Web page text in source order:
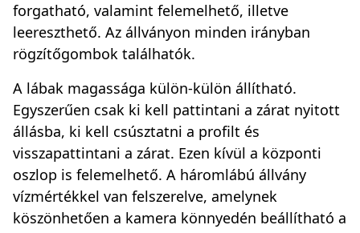
forgatható, valamint felemelhető, illetve
leereszthető. Az állványon minden irányban
rögzítőgombok találhatók.
A lábak magassága külön-külön állítható.
Egyszerűen csak ki kell pattintani a zárat nyitott
állásba, ki kell csúsztatni a profilt és
visszapattintani a zárat. Ezen kívül a központi
oszlop is felemelhető. A háromlábú állvány
vízmértékkel van felszerelve, amelynek
köszönhetően a kamera könnyedén beállítható a